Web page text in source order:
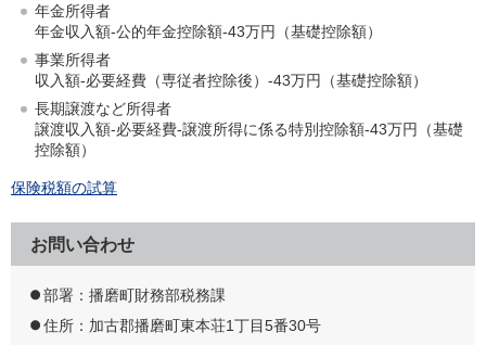
年金所得者
年金収入額-公的年金控除額-43万円（基礎控除額）
事業所得者
収入額-必要経費（専従者控除後）-43万円（基礎控除額）
長期譲渡など所得者
譲渡収入額-必要経費-譲渡所得に係る特別控除額-43万円（基礎
控除額）
保険税額の試算
お問い合わせ
部署：播磨町財務部税務課
住所：加古郡播磨町東本荘1丁目5番30号